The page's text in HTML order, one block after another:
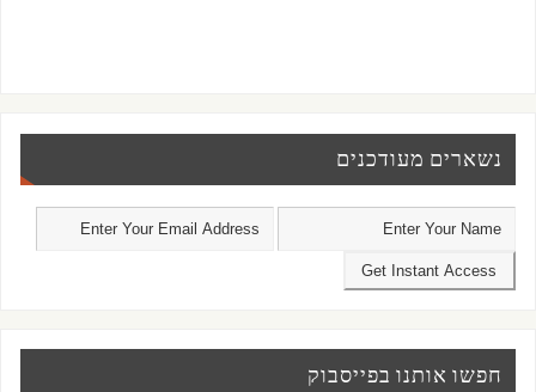
נשארים מעודכנים
חפשו אותנו בפייסבוק